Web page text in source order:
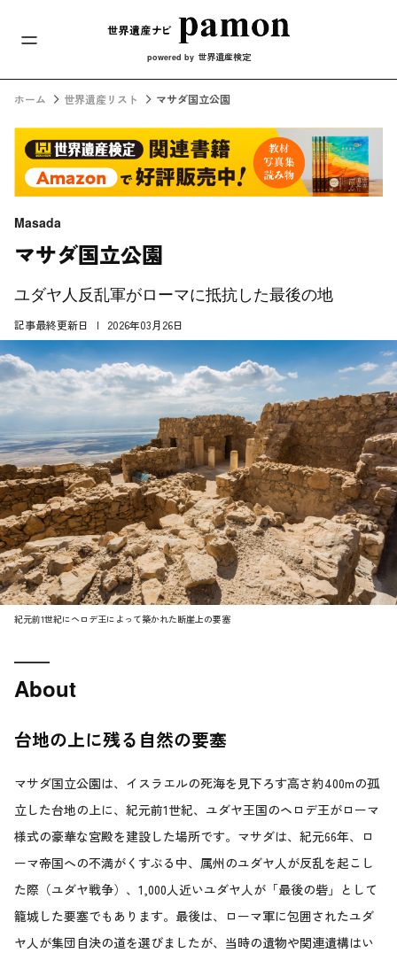
メインナビ
powered by 世界遺産検定
ホーム 世界遺産リスト マサダ国立公園
Masada
マサダ国立公園
ユダヤ人反乱軍がローマに抵抗した最後の地
記事最終更新日 2026年03月26日
紀元前1世紀にヘロデ王によって築かれた断崖上の要塞
About
台地の上に残る自然の要塞
マサダ国立公園は、イスラエルの死海を見下ろす高さ約400mの孤
立した台地の上に、紀元前1世紀、ユダヤ王国のヘロデ王がローマ
様式の豪華な宮殿を建設した場所です。マサダは、紀元66年、ロ
ーマ帝国への不満がくすぶる中、属州のユダヤ人が反乱を起こし
た際（ユダヤ戦争）、1,000人近いユダヤ人が「最後の砦」として
籠城した要塞でもあります。最後は、ローマ軍に包囲されたユダ
ヤ人が集団自決の道を選びましたが、当時の遺物や関連遺構はい